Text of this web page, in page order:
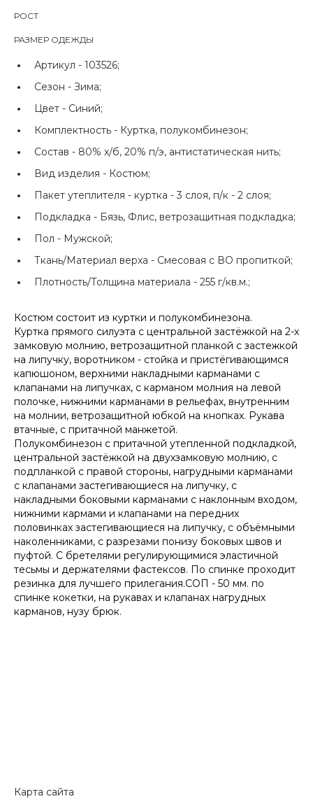
РОСТ
РАЗМЕР ОДЕЖДЫ
Артикул - 103526;
Сезон - Зима;
Цвет - Синий;
Комплектность - Куртка, полукомбинезон;
Состав - 80% х/б, 20% п/э, антистатическая нить;
Вид изделия - Костюм;
Пакет утеплителя - куртка - 3 слоя, п/к - 2 слоя;
Подкладка - Бязь, Флис, ветрозащитная подкладка;
Пол - Мужской;
Ткань/Материал верха - Смесовая с ВО пропиткой;
Плотность/Толщина материала - 255 г/кв.м.;
Костюм состоит из куртки и полукомбинезона.
Куртка прямого силуэта с центральной застёжкой на 2-х
замковую молнию, ветрозащитной планкой с застежкой
на липучку, воротником - стойка и пристёгивающимся
капюшоном, верхними накладными карманами с
клапанами на липучках, с карманом молния на левой
полочке, нижними карманами в рельефах, внутренним
на молнии, ветрозащитной юбкой на кнопках. Рукава
втачные, с притачной манжетой.
Полукомбинезон с притачной утепленной подкладкой,
центральной застёжкой на двухзамковую молнию, с
подпланкой с правой стороны, нагрудными карманами
с клапанами застегивающиеся на липучку, с
накладными боковыми карманами с наклонным входом,
нижними кармами и клапанами на передних
половинках застегивающиеся на липучку, с объёмными
наколенниками, с разрезами понизу боковых швов и
пуфтой. С бретелями регулирующимися эластичной
тесьмы и держателями фастексов. По спинке проходит
резинка для лучшего прилегания.СОП - 50 мм. по
спинке кокетки, на рукавах и клапанах нагрудных
карманов, нузу брюк.
Карта сайта